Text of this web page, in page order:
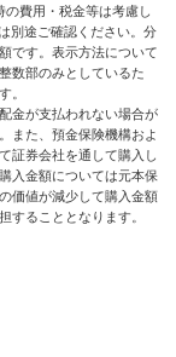
費用・税金等は考慮し
別途ご確認ください。分
です。表示方法について
数部のみとしているた
。
金が支払われない場合が
また、預金保険機構およ
証券会社を通して購入し
入金額については元本保
価値が減少して購入金額
することとなります。